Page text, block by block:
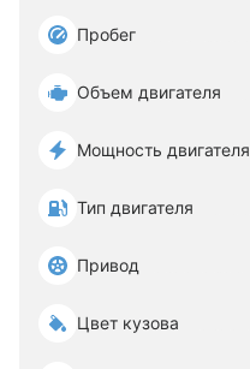
Пробег
Объем двигателя
Мощность двигателя
Тип двигателя
Привод
Цвет кузова